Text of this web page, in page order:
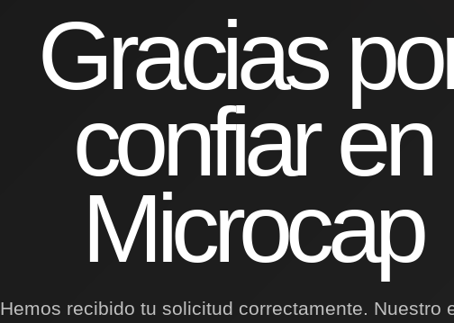
Gracias
confiar en
Microcap
Hemos recibido tu solicitud correctamente. Nuestro